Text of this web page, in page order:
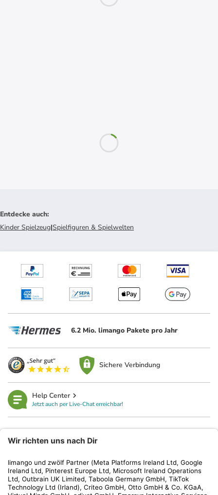
Entdecke auch:
Kinder Spielzeug|Spielfiguren & Spielwelten
6.2 Mio. limango Pakete pro Jahr
Sichere Verbindung
Help Center
Jetzt auch per Live-Chat erreichbar!
Kundenservice